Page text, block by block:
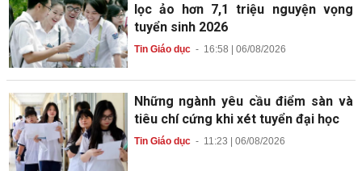
lọc ảo hơn 7,1 triệu nguyện vọng
tuyển sinh 2026
Tin Giáo dục- 16:58 | 06/08/2026
Những ngành yêu cầu điểm sàn và
tiêu chí cứng khi xét tuyển đại học
Tin Giáo dục- 11:23 | 06/08/2026